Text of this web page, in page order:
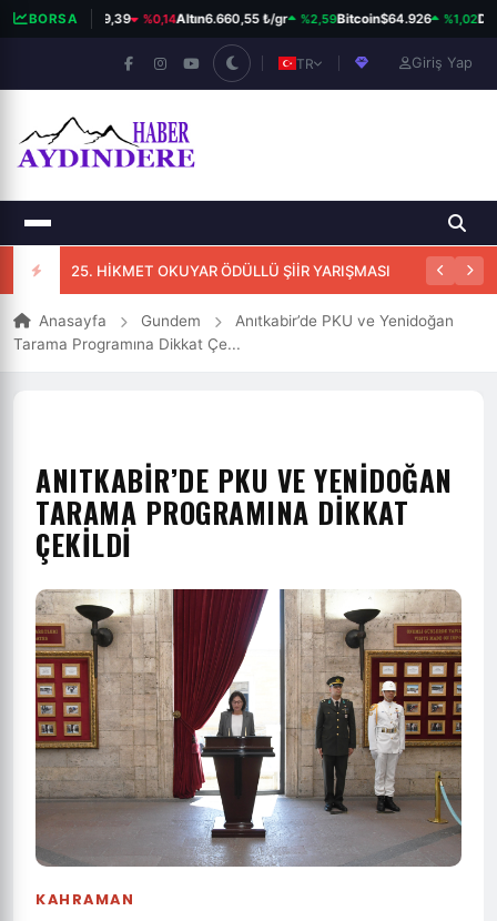
BORSA
BIST 10013.779,39 %0,14Altın6.660,55 ₺/gr %2,59Bitcoin$64.926 %1,02
TR Giriş Yap
25. HİKMET OKUYAR ÖDÜLLÜ ŞİİR YARIŞMASI
Anasayfa Gundem
Anıtkabir’de PKU ve Yenidoğan
Tarama Programına Dikkat Çe...
KAHRAMAN
ANITKABIR’DE PKU VE YENIDOĞAN
TARAMA PROGRAMINA DIKKAT
ÇEKILDI